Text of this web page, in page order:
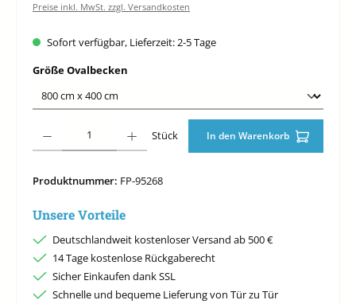
Preise inkl. MwSt. zzgl. Versandkosten
Sofort verfügbar, Lieferzeit: 2-5 Tage
Größe Ovalbecken
Stück In den Warenkorb
Produktnummer: FP-95268
Unsere Vorteile
Deutschlandweit kostenloser Versand ab 500 €
14 Tage kostenlose Rückgaberecht
Sicher Einkaufen dank SSL
Schnelle und bequeme Lieferung von Tür zu Tür